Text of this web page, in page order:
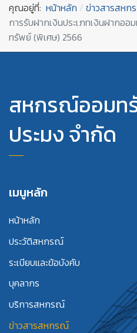
คุณอยู่ที่: หน้าหลัก
ข่าวสารสห
การรับฝากเงินประเภทเงินฝากออ
ทรัพย์ (พิเศษ) 2566
สหกรณ์ออมท
ประมง จำกัด
เมนูหลัก
หน้าหลัก
ประวัติสหกรณ์
ระเบียบและข้อบังคับ
บุคลากร
บริการสหกรณ์
ข่าวสารสหกรณ์